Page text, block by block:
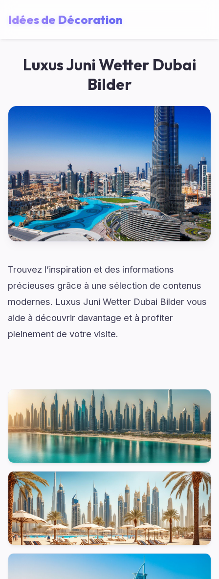
Idées de Décoration
Luxus Juni Wetter Dubai
Bilder
Trouvez l’inspiration et des informations
précieuses grâce à une sélection de contenus
modernes. Luxus Juni Wetter Dubai Bilder vous
aide à découvrir davantage et à profiter
pleinement de votre visite.